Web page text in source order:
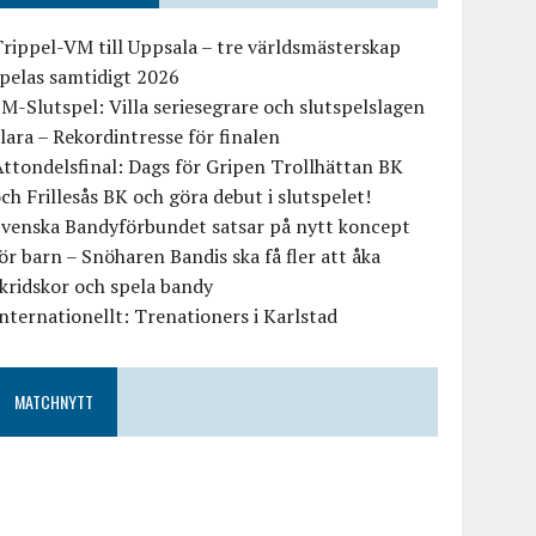
VM till Uppsala – tre världsmästerskap
samtidigt 2026
Slutspel: Villa seriesegrare och slutspelslagen
– Rekordintresse för finalen
Dags för Gripen Trollhättan BK
Frillesås BK och göra debut i slutspelet!
Bandyförbundet satsar på nytt koncept
barn – Snöharen Bandis ska få fler att åka
och spela bandy
Trenationers i Karlstad
MATCHNYTT